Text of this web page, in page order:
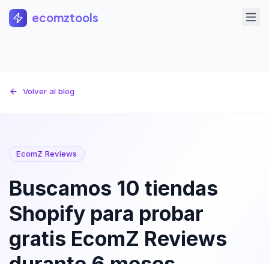
Saltar al contenido principal
ecomztools
Volver al blog
EcomZ Reviews
Buscamos 10 tiendas
Shopify para probar
gratis EcomZ Reviews